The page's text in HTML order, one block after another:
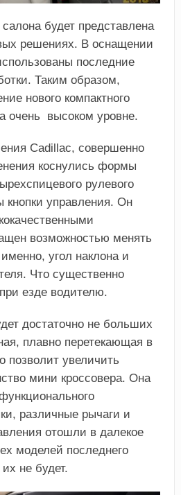
будет представлена
решениях. В оснащении
последние
Таким образом,
нового компактного
очень высоком уровне.
Cadillac, совершенно
коснулись формы
рулевого
кнопки управления. Он
возможностью менять
угол наклона и
Что существенно
езде водителю.
достаточно не больших
плавно перетекающая в
позволит увеличить
мини кроссовера. Она
различные рычаги и
отошли в далекое
моделей последнего
не будет.